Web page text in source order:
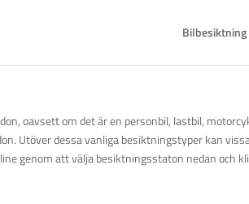
Bilbesiktning
oavsett om det är en personbil, lastbil,
Utöver dessa vanliga besiktningstyper kan
genom att välja besiktningsstaton nedan och